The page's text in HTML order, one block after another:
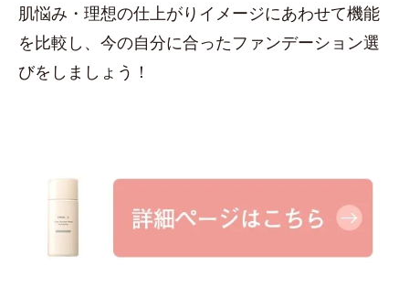
肌悩み・理想の仕上がりイメージにあわせて機能
を比較し、今の自分に合ったファンデーション選
びをしましょう！